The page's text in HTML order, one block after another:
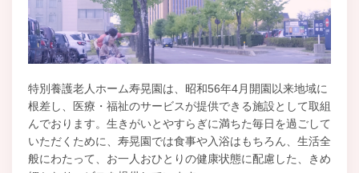
特別養護老人ホーム寿晃園は、昭和56年4月開園以来地域に
根差し、医療・福祉のサービスが提供できる施設として取組
んでおります。生きがいとやすらぎに満ちた毎日を過ごして
いただくために、寿晃園では食事や入浴はもちろん、生活全
般にわたって、お一人おひとりの健康状態に配慮した、きめ